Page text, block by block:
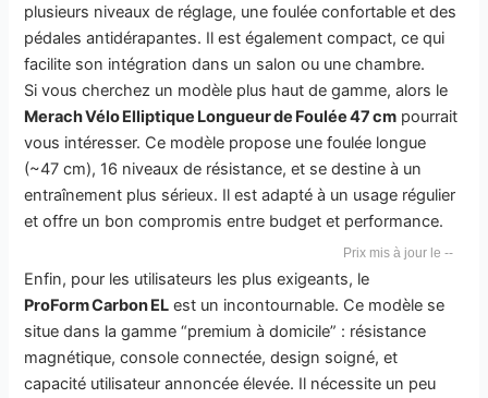
plusieurs niveaux de réglage, une foulée confortable et des
pédales antidérapantes. Il est également compact, ce qui
facilite son intégration dans un salon ou une chambre.
Si vous cherchez un modèle plus haut de gamme, alors le
Merach Vélo Elliptique Longueur de Foulée 47 cm pourrait
vous intéresser. Ce modèle propose une foulée longue
(~47 cm), 16 niveaux de résistance, et se destine à un
entraînement plus sérieux. Il est adapté à un usage régulier
et offre un bon compromis entre budget et performance.
--
Enfin, pour les utilisateurs les plus exigeants, le
ProForm Carbon EL est un incontournable. Ce modèle se
situe dans la gamme “premium à domicile” : résistance
magnétique, console connectée, design soigné, et
capacité utilisateur annoncée élevée. Il nécessite un peu